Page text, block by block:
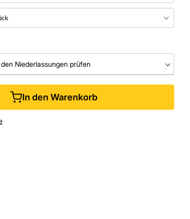
den Niederlassungen prüfen
In den Warenkorb